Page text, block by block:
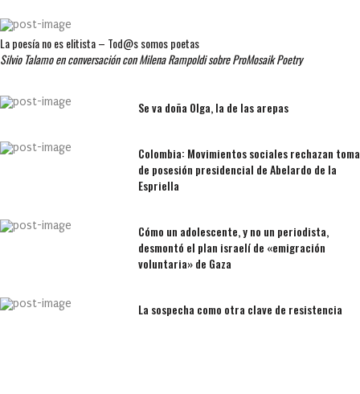
La poesía no es elitista – Tod@s somos poetas
Silvio Talamo en conversación con Milena Rampoldi sobre ProMosaik Poetry
Se va doña Olga, la de las arepas
Colombia: Movimientos sociales rechazan toma
de posesión presidencial de Abelardo de la
Espriella
Cómo un adolescente, y no un periodista,
desmontó el plan israelí de «emigración
voluntaria» de Gaza
La sospecha como otra clave de resistencia